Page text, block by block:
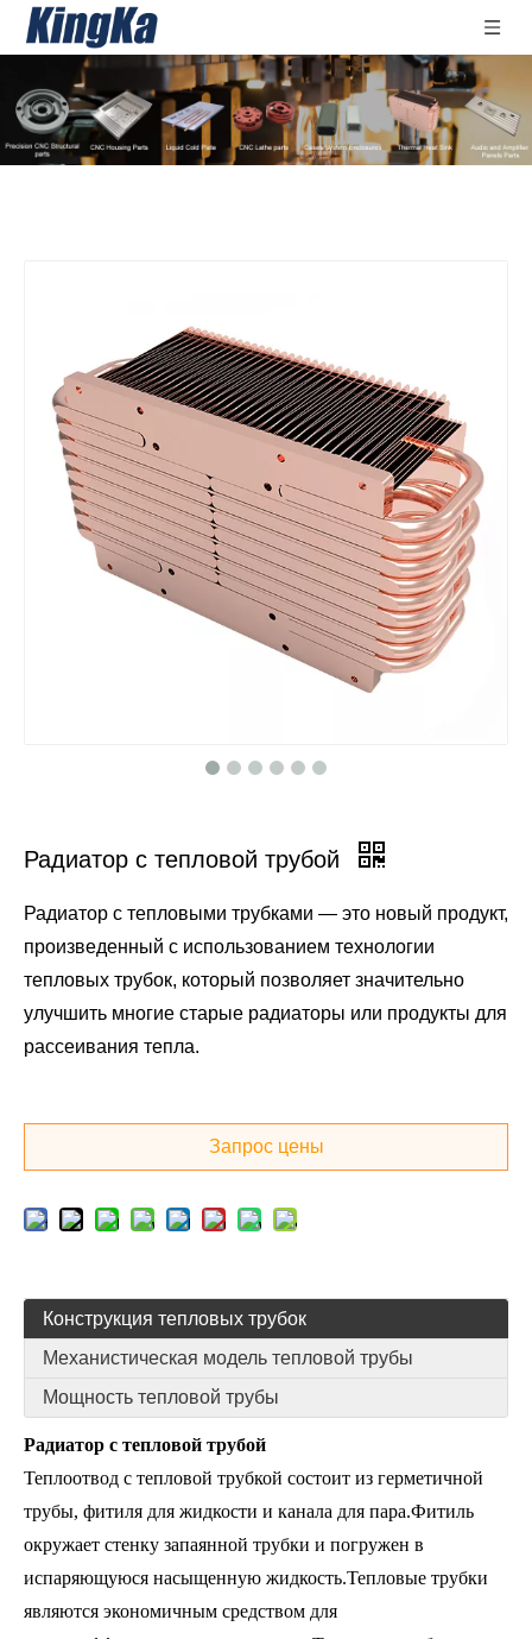
Радиатор с тепловой трубой
Радиатор с тепловыми трубками — это новый продукт,
произведенный с использованием технологии
тепловых трубок, который позволяет значительно
улучшить многие старые радиаторы или продукты для
рассеивания тепла.
Запрос цены
Конструкция тепловых трубок
Механистическая модель тепловой трубы
Мощность тепловой трубы
Радиатор с тепловой трубой
Теплоотвод с тепловой трубкой состоит из герметичной
трубы, фитиля для жидкости и канала для пара.Фитиль
окружает стенку запаянной трубки и погружен в
испаряющуюся насыщенную жидкость.Тепловые трубки
являются экономичным средством для